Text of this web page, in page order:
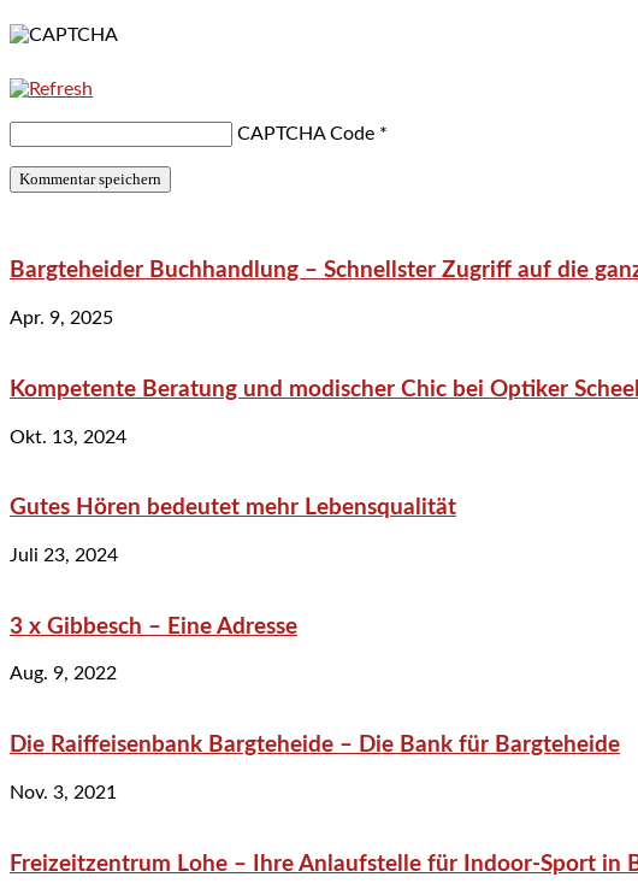
CAPTCHA Code *
Bargteheider Buchhandlung – Schnellster Zugriff auf die
Apr. 9, 2025
Kompetente Beratung und modischer Chic bei Optiker
Okt. 13, 2024
Gutes Hören bedeutet mehr Lebensqualität
Juli 23, 2024
3 x Gibbesch – Eine Adresse
Aug. 9, 2022
Die Raiffeisenbank Bargteheide – Die Bank für Bargteheide
Nov. 3, 2021
Freizeitzentrum Lohe – Ihre Anlaufstelle für Indoor-Sport in